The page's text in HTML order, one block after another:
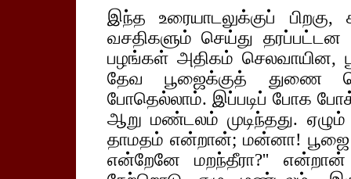
இந்த உரையாடலுக்குப்
வசதிகளும் செய்து
பழங்கள் அதிகம் செலவாயின,
தேவ பூஜைக்குத் துணை
போதெல்லாம். இப்படிப் போக
ஆறு மண்டலம் முடிந்தது.
தாமதம் என்றான்; மன்னா! பூஜை
என்றேனே மறந்தீரா?''